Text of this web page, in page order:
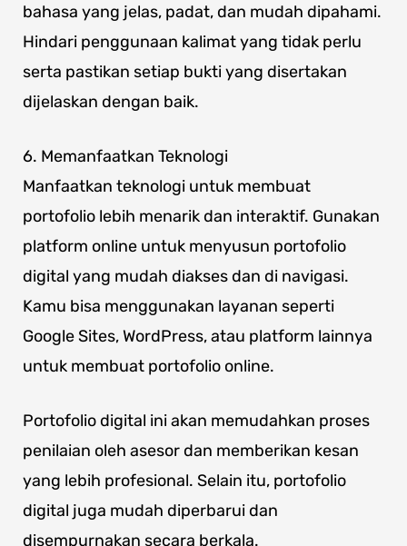
bahasa yang jelas, padat, dan mudah dipahami.
Hindari penggunaan kalimat yang tidak perlu
serta pastikan setiap bukti yang disertakan
dijelaskan dengan baik.
6. Memanfaatkan Teknologi
Manfaatkan teknologi untuk membuat
portofolio lebih menarik dan interaktif. Gunakan
platform online untuk menyusun portofolio
digital yang mudah diakses dan di navigasi.
Kamu bisa menggunakan layanan seperti
Google Sites, WordPress, atau platform lainnya
untuk membuat portofolio online.
Portofolio digital ini akan memudahkan proses
penilaian oleh asesor dan memberikan kesan
yang lebih profesional. Selain itu, portofolio
digital juga mudah diperbarui dan
disempurnakan secara berkala.